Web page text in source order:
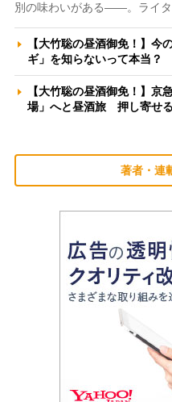
別の味わいがある――。ライタ
【大竹聡の昼酒御免！】今
ギ」を知らないって本当
【大竹聡の昼酒御免！】京
場」へと昼酒旅 押し寄せ
著者・連